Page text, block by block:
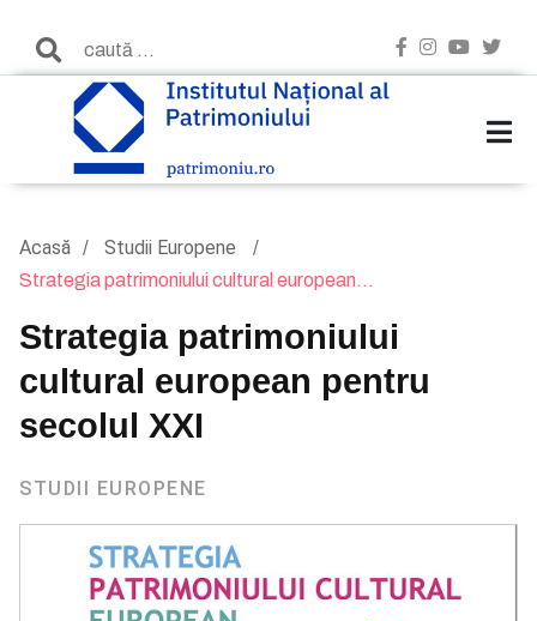
Acasă Studii Europene
Strategia patrimoniului cultural european...
Strategia patrimoniului
cultural european pentru
secolul XXI
STUDII EUROPENE